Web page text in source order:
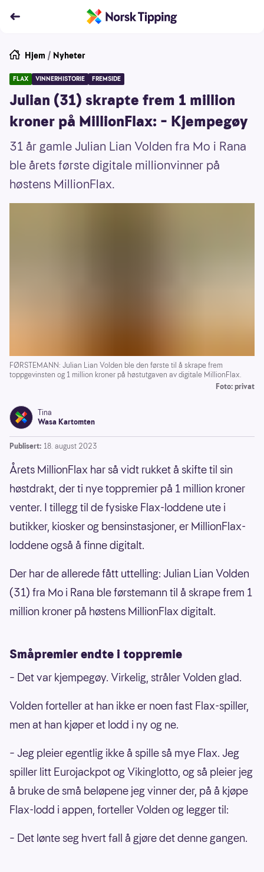
Hjem / Nyheter
FLAX VINNERHISTORIE FREMSIDE
Julian (31) skrapte frem 1 million
kroner på MillionFlax: – Kjempegøy
31 år gamle Julian Lian Volden fra Mo i Rana
ble årets første digitale millionvinner på
høstens MillionFlax.
FØRSTEMANN: Julian Lian Volden ble den første til å skrape frem
toppgevinsten og 1 million kroner på høstutgaven av digitale MillionFlax.
Foto: privat
Tina
Wasa Kartomten
Publisert: 18. august 2023
Årets MillionFlax har så vidt rukket å skifte til sin
høstdrakt, der ti nye toppremier på 1 million kroner
venter. I tillegg til de fysiske Flax-loddene ute i
butikker, kiosker og bensinstasjoner, er MillionFlax-
loddene også å finne digitalt.
Der har de allerede fått uttelling: Julian Lian Volden
(31) fra Mo i Rana ble førstemann til å skrape frem 1
million kroner på høstens MillionFlax digitalt.
Småpremier endte i toppremie
– Det var kjempegøy. Virkelig, stråler Volden glad.
Volden forteller at han ikke er noen fast Flax-spiller,
men at han kjøper et lodd i ny og ne.
– Jeg pleier egentlig ikke å spille så mye Flax. Jeg
spiller litt Eurojackpot og Vikinglotto, og så pleier jeg
å bruke de små beløpene jeg vinner der, på å kjøpe
Flax-lodd i appen, forteller Volden og legger til:
– Det lønte seg hvert fall å gjøre det denne gangen.